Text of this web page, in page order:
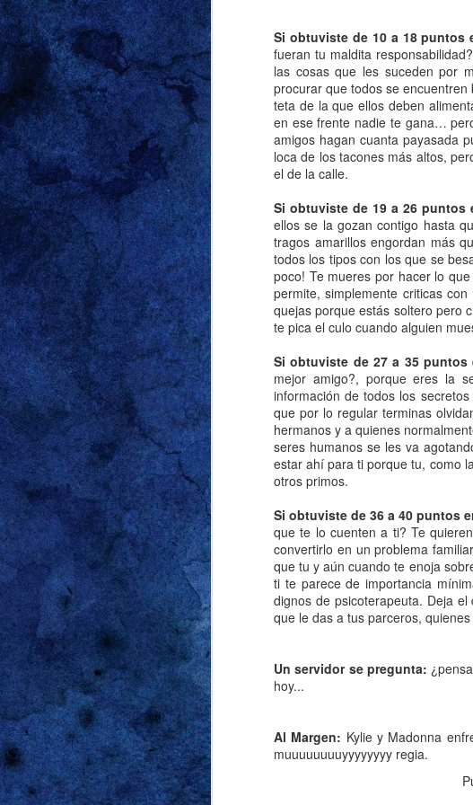
Si obtuviste de 10 a 18 puntos
fueran tu maldita
las cosas que les suceden por
procurar que todos se
teta de la que ellos deben
en ese frente nadie te gana…
amigos hagan cuanta payasada
loca de los tacones más altos,
el de la calle.
Si obtuviste de 19 a 26 puntos
ellos se la gozan contigo hasta
tragos amarillos engordan más
todos los tipos con los que se
poco! Te mueres por hacer lo
permite, simplemente criticas
quejas porque estás soltero pero
te pica el culo cuando alguien
Si obtuviste de 27 a 35 puntos
mejor amigo?, porque eres la
información de todos los
que por lo regular terminas
hermanos y a quienes
seres humanos se les va
estar ahí para ti porque tu, como
otros primos.
Si obtuviste de 36 a 40 puntos
que te lo cuenten a ti? Te
convertirlo en un problema
que tu y aún cuando te enoja
ti te parece de importancia
dignos de psicoterapeuta. Deja
que le das a tus parceros,
Un servidor se pregunta:
hoy...
Al Margen: Kylie y Madonna
muuuuuuuuyyyyyyyy regia.
barba, su pantalla. Vistos
auténtica de sí mismo";
Destinados a vivir así por
Domingo, dos o tres de la
estacionando el camión de la
destino—pensamos nosotros.
heterosexuales nos había
Felices como dos recién
vecindario.
Esa tarde preferimos ir al cine
mi abuela tenía razón, pero
JUL
26